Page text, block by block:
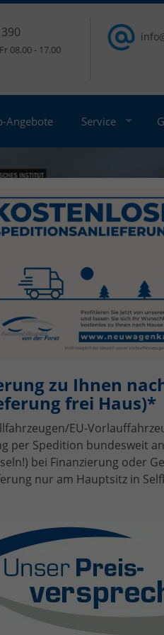
08.00 - 17.00
Angebote Service
Tourneo
+ kostenlose
Ford Tourneo
Ford Tourneo Custom
von der Forst erhältst
Lieferung
Gewerbe & Shuttle-
beim Ford
EU-Neuwagen-Import
EU-Importeure in
als deutsche
– 100% risikofrei
deutschem Recht
zu Ihnen
frei Haus)*
EU-
per Spedition bundesweit
bei Finanzierung oder
nur am Hauptsitz in